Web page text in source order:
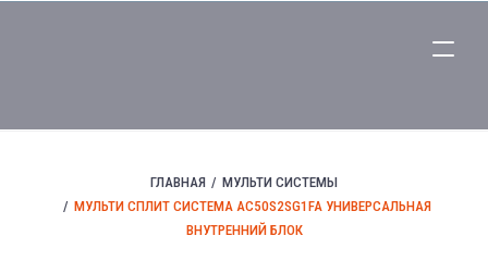
ГЛАВНАЯ
МУЛЬТИ СИСТЕМЫ
МУЛЬТИ СПЛИТ СИСТЕМА AC50S2SG1FA УНИВЕРСАЛЬНАЯ
ВНУТРЕННИЙ БЛОК